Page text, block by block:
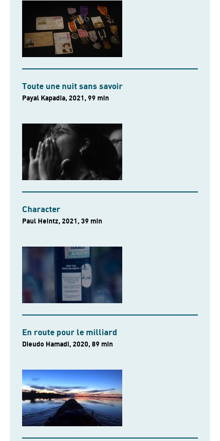
Toute une nuit sans savoir
Payal Kapadia, 2021, 99 min
Character
Paul Heintz, 2021, 39 min
En route pour le milliard
Dieudo Hamadi, 2020, 89 min